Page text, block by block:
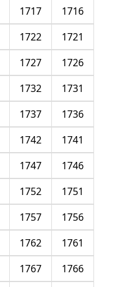
1716
1717
1721
1722
1726
1727
1731
1732
1736
1737
1741
1742
1746
1747
1751
1752
1756
1757
1761
1762
1766
1767